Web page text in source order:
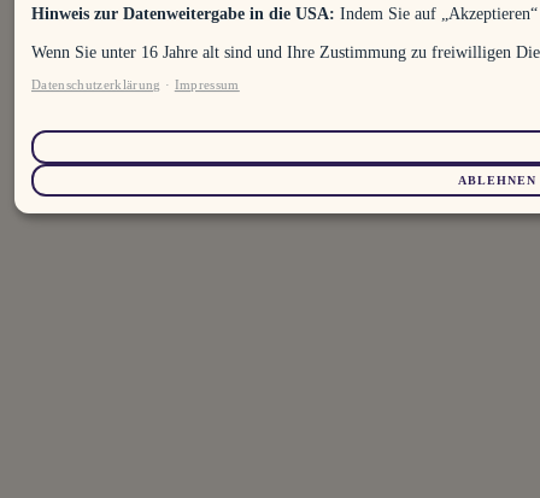
Hinweis zur Datenweitergabe in die USA: Indem Sie auf
Wenn Sie unter 16 Jahre alt sind und Ihre Zustimmung zu freiwilligen
Datenschutzerklärung · Impressum
ABLEHNEN